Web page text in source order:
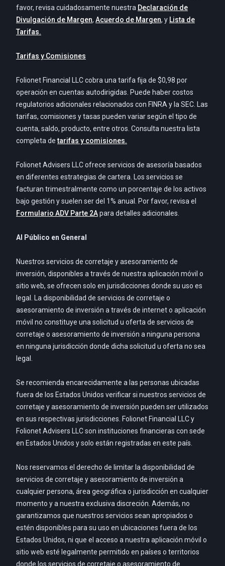
favor, revisa cuidadosamente nuestra Declaración de
Divulgación de Margen, Acuerdo de Margen, y Lista de
Tarifas.
Tarifas y Comisiones
Folionet Financial LLC cobra una tarifa fija de $0,98 por
operación en cuentas autodirigidas. Puede haber costos
regulatorios adicionales relacionados con FINRA y la SEC. Las
tarifas, comisiones y tasas pueden variar según el tipo de
cuenta, saldo, producto, entre otros. Consulta nuestra lista
completa detarifas y comisiones.
Folionet Advisers LLC ofrece servicios de asesoría basados
en diferentes estrategias de cartera. Los servicios se
facturan trimestralmente como un porcentaje de los activos
bajo gestión y suelen ser del 1% anual. Por favor, revisa el
Formulario ADV Parte 2Apara detalles adicionales.
Al Público en General
Nuestros servicios de corretaje y asesoramiento de
inversión, disponibles a través de nuestra aplicación móvil o
sitio web, se ofrecen solo en jurisdicciones donde su uso es
legal. La disponibilidad de servicios de corretaje o
asesoramiento de inversión a través de internet o aplicación
móvil no constituye una solicitud u oferta de servicios de
corretaje o asesoramiento de inversión a ninguna persona
en ninguna jurisdicción donde dicha solicitud u oferta no sea
legal.
Se recomienda encarecidamente a las personas ubicadas
fuera de los Estados Unidos verificar si nuestros servicios de
corretaje y asesoramiento de inversión pueden ser utilizados
en sus respectivas jurisdicciones. Folionet Financial LLC y
Folionet Advisers LLC son instituciones financieras con sede
en Estados Unidos y solo están registradas en este país.
Nos reservamos el derecho de limitar la disponibilidad de
servicios de corretaje y asesoramiento de inversión a
cualquier persona, área geográfica o jurisdicción en cualquier
momento y a nuestra exclusiva discreción. Además, no
garantizamos que nuestros servicios sean apropiados o
estén disponibles para su uso en ubicaciones fuera de los
Estados Unidos, ni que el acceso a nuestra aplicación móvil o
sitio web esté legalmente permitido en países o territorios
donde los servicios de corretaje o asesoramiento de